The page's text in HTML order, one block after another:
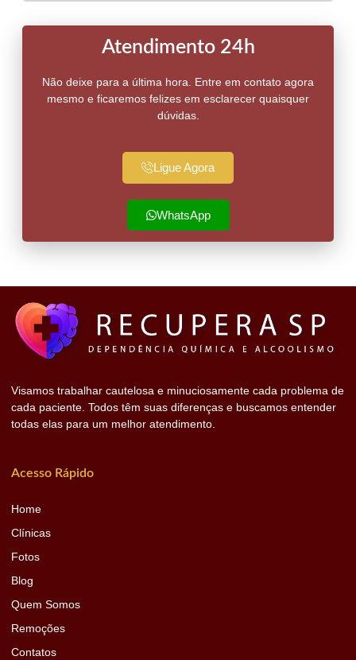
Atendimento 24h
Não deixe para a última hora. Entre em contato agora
mesmo e ficaremos felizes em esclarecer quaisquer
dúvidas.
Ligue Agora
WhatsApp
Visamos trabalhar cautelosa e minuciosamente cada problema de
cada paciente. Todos têm suas diferenças e buscamos entender
todas elas para um melhor atendimento.
Acesso Rápido
Home
Clínicas
Fotos
Blog
Quem Somos
Remoções
Contatos